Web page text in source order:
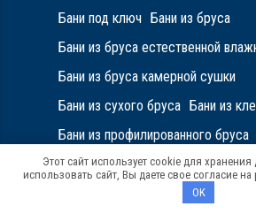
Бани под ключ Бани из бруса
Бани из бруса естественной
Бани из бруса камерной сушки
Бани из сухого бруса Бани из
Бани из профилированного бруса
Электрика в доме под ключ
Отопление в доме под ключ
Этот сайт использует cookie для
использовать сайт, Вы даете свое согласие на
OK